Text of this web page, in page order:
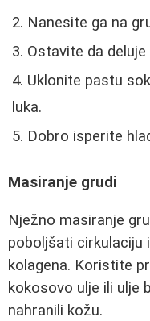
Nanesite ga na
Ostavite da
Uklonite pastu
luka.
Dobro isperite
Masiranje grudi
Nježno masiranje
poboljšati cirkulaciju
kolagena. Koristite
kokosovo ulje ili ulje
nahranili kožu.